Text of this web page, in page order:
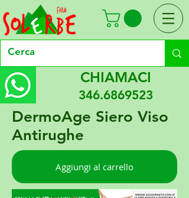
CHIAMACI
346.6869523
DermoAge Siero Viso
Antirughe
Aggiungi al carrello